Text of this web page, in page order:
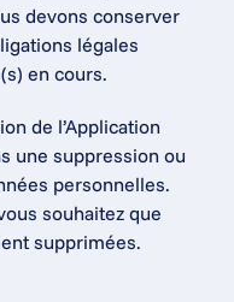
devons conserver
légales
en cours.
de l’Application
une suppression ou
personnelles.
souhaitez que
supprimées.